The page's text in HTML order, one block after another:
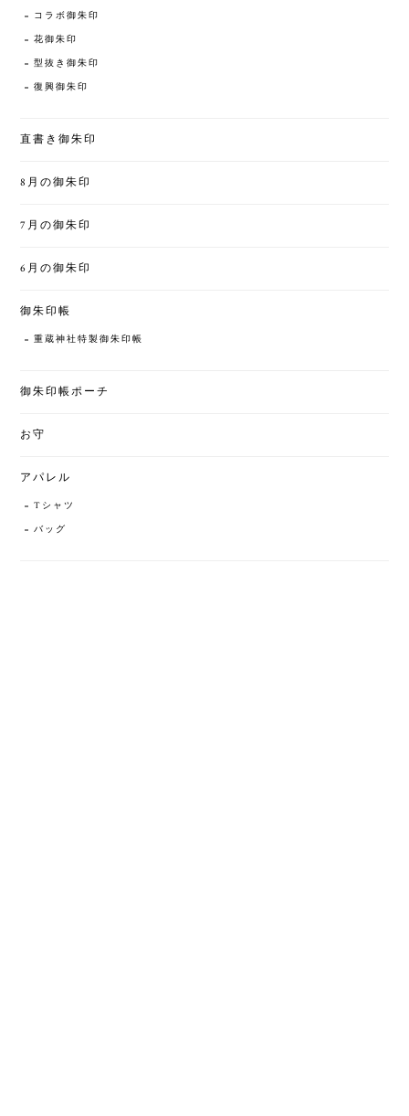
コラボ御朱印
花御朱印
型抜き御朱印
復興御朱印
直書き御朱印
8月の御朱印
7月の御朱印
6月の御朱印
御朱印帳
重蔵神社特製御朱印帳
御朱印帳ポーチ
お守
アパレル
Tシャツ
バッグ